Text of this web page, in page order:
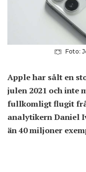
Foto:
Apple har sålt en
julen 2021 och inte
fullkomligt flugit
analytikern Daniel
än 40 miljoner